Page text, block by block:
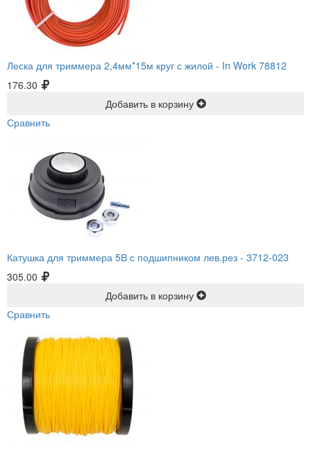
Леска для триммера 2,4мм*15м круг с жилой - In Work 78812
176.30
Добавить в корзину
Сравнить
Катушка для триммера 5В с подшипником лев.рез - 3712-023
305.00
Добавить в корзину
Сравнить